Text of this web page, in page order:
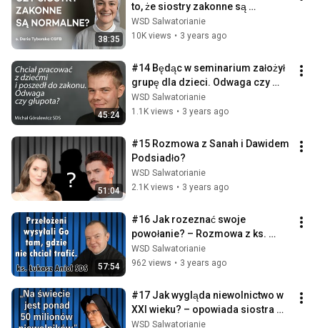
38:35
to, że siostry zakonne są
normalne” – mówi s. Daria
Tyborska CSFB
WSD Salwatorianie
10K views • 3 years ago
45:24
#14 Będąc w seminarium założył
grupę dla dzieci. Odwaga czy
głupota? – kl. Michał Góralewicz
SDS
WSD Salwatorianie
1.1K views • 3 years ago
51:04
#15 Rozmowa z Sanah i Dawidem
Podsiadło?
WSD Salwatorianie
2.1K views • 3 years ago
57:54
#16 Jak rozeznać swoje
powołanie? – Rozmowa z ks.
Łukaszem Aniołem SDS
WSD Salwatorianie
962 views • 3 years ago
#17 Jak wygląda niewolnictwo w
XXI wieku? – opowiada siostra
Krzysztofa Kujawska
WSD Salwatorianie